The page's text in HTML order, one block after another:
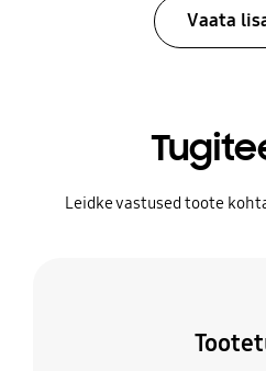
Vaata
Leidke vastused toote